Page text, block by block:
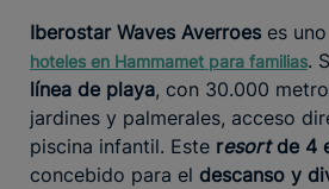
Iberostar Waves Averroes es
hoteles en Hammamet para familias.
línea de playa, con 30.000
jardines y palmerales, acceso
piscina infantil. Este resortde 4
concebido para el descanso y